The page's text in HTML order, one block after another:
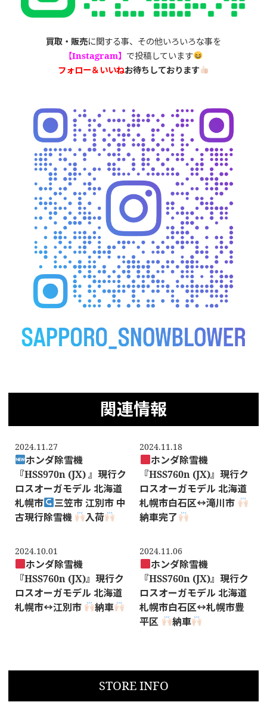
買取・販売に関する事、その他いろいろな事を
【Instagram】で投稿しています
フォロー＆いいねお待ちしております
関連情報
2024.11.27
ホンダ除雪機
『HSS970n (JX) 』現行ク
ロスオーガモデル 北海道
札幌市
三笠市 江別市 中
古現行除雪機
入荷
2024.11.18
ホンダ除雪機
『HSS760n (JX)』現行ク
ロスオーガモデル 北海道
札幌市白石区↔️滝川市
納車完了
2024.10.01
ホンダ除雪機
『HSS760n (JX)』現行ク
ロスオーガモデル 北海道
札幌市↔️江別市 納車
2024.11.06
ホンダ除雪機
『HSS760n (JX)』現行ク
ロスオーガモデル 北海道
札幌市白石区↔️札幌市豊
平区
納車
STORE INFO